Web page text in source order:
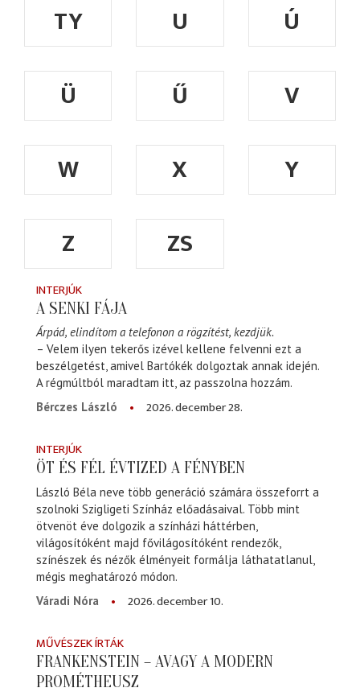
TY
U
Ú
Ü
Ű
V
W
X
Y
Z
ZS
INTERJÚK
A SENKI FÁJA
Árpád, elindítom a telefonon a rögzítést, kezdjük.
– Velem ilyen tekerős izével kellene felvenni ezt a
beszélgetést, amivel Bartókék dolgoztak annak idején.
A régmúltból maradtam itt, az passzolna hozzám.
Bérczes László
2026. december 28.
INTERJÚK
ÖT ÉS FÉL ÉVTIZED A FÉNYBEN
László Béla neve több generáció számára összeforrt a
szolnoki Szigligeti Színház előadásaival. Több mint
ötvenöt éve dolgozik a színházi háttérben,
világosítóként majd fővilágosítóként rendezők,
színészek és nézők élményeit formálja láthatatlanul,
mégis meghatározó módon.
Váradi Nóra
2026. december 10.
MŰVÉSZEK ÍRTÁK
FRANKENSTEIN – AVAGY A MODERN
PROMÉTHEUSZ